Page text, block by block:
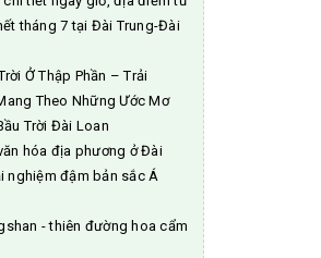
tháng 7 tại Đài Trung-Đài
Ở Thập Phần – Trải
Theo Những Ước Mơ
Trời Đài Loan
hóa địa phương ở Đài
nghiệm đậm bản sắc Á
- thiên đường hoa cẩm